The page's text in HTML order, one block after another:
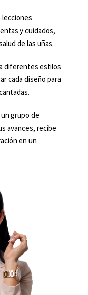
lecciones
y cuidados,
de las uñas.
diferentes estilos
cada diseño para
grupo de
avances, recibe
en un